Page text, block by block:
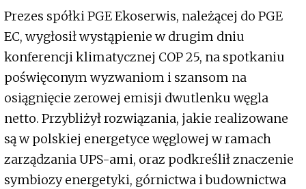
Prezes spółki PGE Ekoserwis, należącej do PGE
EC, wygłosił wystąpienie w drugim dniu
konferencji klimatycznej COP 25, na spotkaniu
poświęconym wyzwaniom i szansom na
osiągnięcie zerowej emisji dwutlenku węgla
netto. Przybliżył rozwiązania, jakie realizowane
są w polskiej energetyce węglowej w ramach
zarządzania UPS-ami, oraz podkreślił znaczenie
symbiozy energetyki, górnictwa i budownictwa